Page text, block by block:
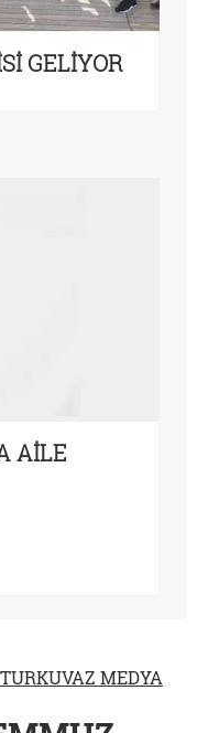
GELİYOR
AİLE
MEDYA